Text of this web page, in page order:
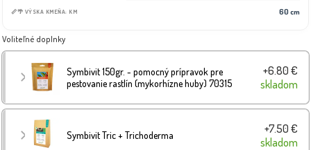
📏🌴 VÝSKA KMEŇA: KM 60 cm
Voliteľné doplnky
Symbivit 150gr. - pomocný prípravok pre
pestovanie rastlín (mykorhízne huby) 70315
+6.80 €
skladom
Symbivit Tric + Trichoderma
+7.50 €
skladom